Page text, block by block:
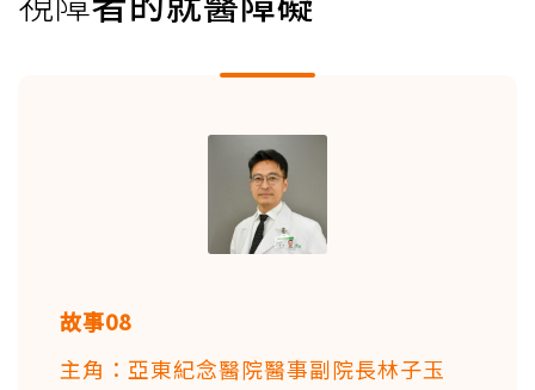
故事08
主角：亞東紀念醫院醫事副院長林子玉